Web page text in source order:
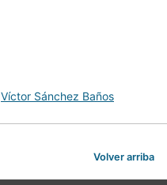
Víctor Sánchez Baños
Volver arriba